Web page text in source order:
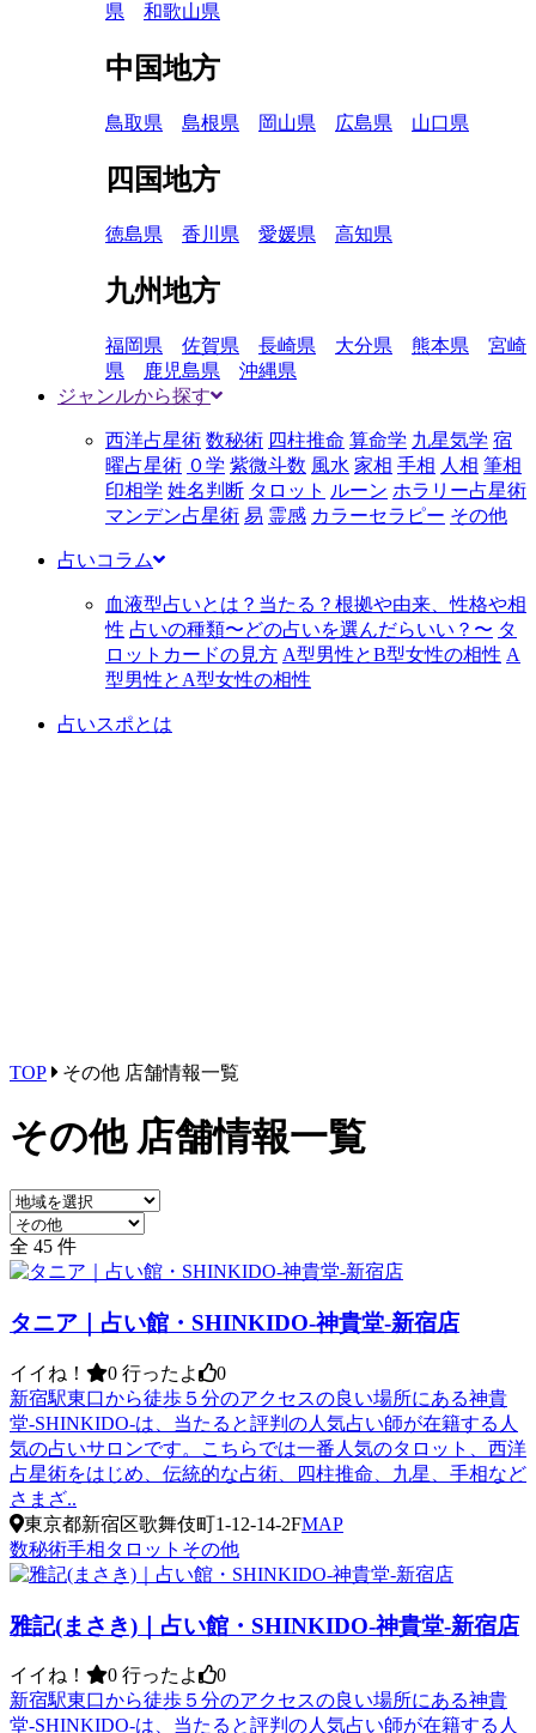
県
和歌山県
中国地方
鳥取県 島根県 岡山県 広島県 山口県
四国地方
徳島県 香川県 愛媛県 高知県
九州地方
福岡県 佐賀県 長崎県 大分県 熊本県
宮崎
県
鹿児島県
沖縄県
ジャンルから探す
西洋占星術 数秘術 四柱推命 算命学 九星気学 宿
曜占星術 ０学 紫微斗数 風水 家相 手相 人相 筆相
印相学 姓名判断 タロット ルーン ホラリー占星術
マンデン占星術 易 霊感 カラーセラピー その他
占いコラム
血液型占いとは？当たる？根拠や由来、性格や相
性 占いの種類〜どの占いを選んだらいい？〜 タ
ロットカードの見方 A型男性とB型女性の相性 A
型男性とA型女性の相性
占いスポとは
TOP その他 店舗情報一覧
その他 店舗情報一覧
全 45 件
タニア｜占い館・SHINKIDO-神貴堂-新宿店
イイね！ 0 行ったよ
0
新宿駅東口から徒歩５分のアクセスの良い場所にある神貴
堂-SHINKIDO-は、当たると評判の人気占い師が在籍する人
気の占いサロンです。こちらでは一番人気のタロット、西洋
占星術をはじめ、伝統的な占術、四柱推命、九星、手相など
さまざ..
東京都新宿区歌舞伎町1-12-14-2FMAP
数秘術手相タロット その他
雅記(まさき)｜占い館・SHINKIDO-神貴堂-新宿店
イイね！ 0 行ったよ
0
新宿駅東口から徒歩５分のアクセスの良い場所にある神貴
堂-SHINKIDO-は、当たると評判の人気占い師が在籍する人